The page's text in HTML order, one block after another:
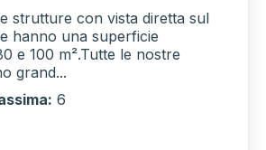
strutture con vista diretta sul
hanno una superficie
e 100 m².Tutte le nostre
grand...
6